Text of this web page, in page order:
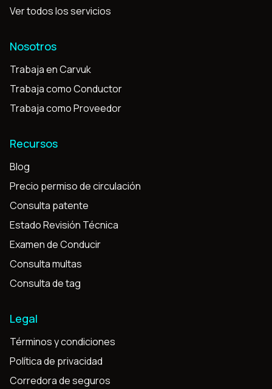
Ver todos los servicios
Nosotros
Trabaja en Carvuk
Trabaja como Conductor
Trabaja como Proveedor
Recursos
Blog
Precio permiso de circulación
Consulta patente
Estado Revisión Técnica
Examen de Conducir
Consulta multas
Consulta de tag
Legal
Términos y condiciones
Política de privacidad
Corredora de seguros